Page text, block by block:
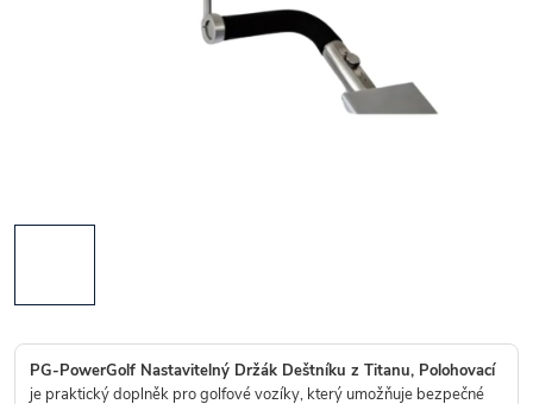
PG-PowerGolf Nastavitelný Držák Deštníku z Titanu, Polohovací
je praktický doplněk pro golfové vozíky, který umožňuje bezpečné